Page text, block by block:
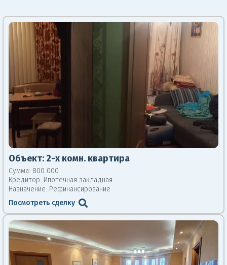
Объект: 2-х комн. квартира
Сумма: 800 000
Кредитор: Ипотечная закладная
Назначение: Рефинансирование
Посмотреть сделку